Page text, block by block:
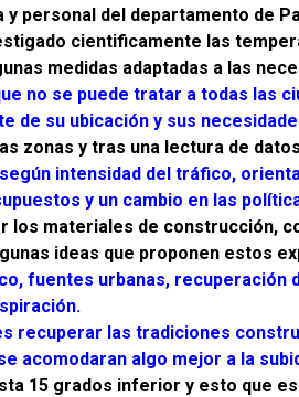
y personal del departamento de
cientificamente las
medidas adaptadas a las
no se puede tratar a todas las
de su ubicación y sus
zonas y tras una lectura de
según intensidad del tráfico,
y un cambio en las
los materiales de construcción,
ideas que proponen estos
fuentes urbanas, recuperación
recuperar las tradiciones
acomodaran algo mejor a la
15 grados inferior y esto que